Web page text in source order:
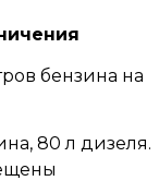
бензина на
80 л дизеля.